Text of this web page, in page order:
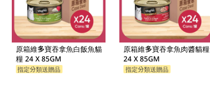
原箱維多寶吞拿魚白飯魚貓
糧 24 X 85GM
指定分類送贈品
原箱維多寶吞拿魚肉醬貓糧
24 X 85GM
指定分類送贈品